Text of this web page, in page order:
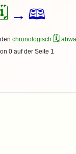
→ 🕮
chronologisch 🗓
0 auf der Seite 1